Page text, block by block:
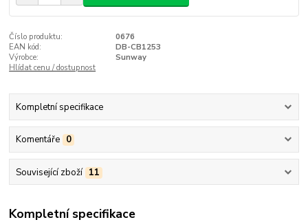
Číslo produktu:
0676
EAN kód:
DB-CB1253
Výrobce:
Sunway
Hlídat cenu / dostupnost
Kompletní specifikace
Komentáře 0
Související zboží 11
Kompletní specifikace